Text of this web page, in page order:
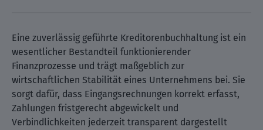
Eine zuverlässig geführte Kreditorenbuchhaltung ist ein
wesentlicher Bestandteil funktionierender
Finanzprozesse und trägt maßgeblich zur
wirtschaftlichen Stabilität eines Unternehmens bei. Sie
sorgt dafür, dass Eingangsrechnungen korrekt erfasst,
Zahlungen fristgerecht abgewickelt und
Verbindlichkeiten jederzeit transparent dargestellt